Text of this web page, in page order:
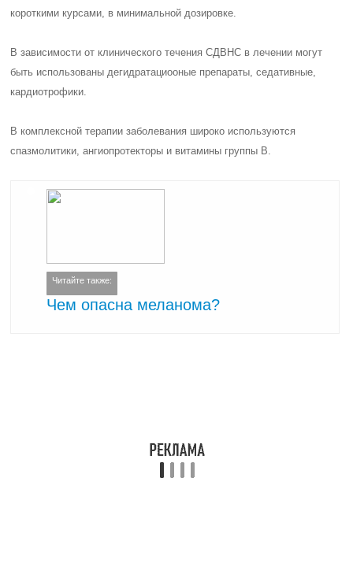
короткими курсами, в минимальной дозировке.
В зависимости от клинического течения СДВНС в лечении могут
быть использованы дегидратациооные препараты, седативные,
кардиотрофики.
В комплексной терапии заболевания широко используются
спазмолитики, ангиопротекторы и витамины группы В.
Читайте также:
Чем опасна меланома?
Соматоформная вегетативная дисфункция мешает человеку
работать и учиться, некоторым пациентам показано назначение